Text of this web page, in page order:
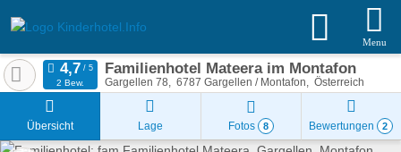
Menu
Familienhotel Mateera im Montafon
Gargellen 78 6787 Gargellen / Montafon Österreich
2 Bew.
Übersicht Lage Fotos 8 Bewertungen 2